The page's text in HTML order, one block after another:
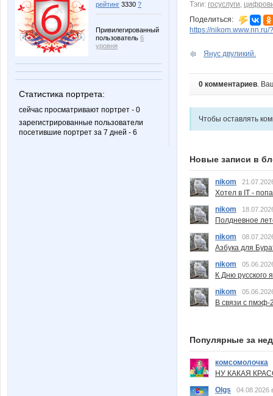
рейтинг 3330 ?
Привилегированный
пользователь 6
уровня
Статистика портрета:
сейчас просматривают портрет - 0
зарегистрированные пользователи
посетившие портрет за 7 дней - 6
Тэги: госуслуги,
Поделиться:
https://nikom.www.nn.ru/
Янус двуликий.
0 комментариев.
Чтобы оставлять
Новые записи в
nikom
Хотел в IT -
nikom
Полдневное
nikom
Азбука для
nikom
К Дню русского
nikom
В связи с пмэф-
Популярные за
комсомолочка
НУ КАКАЯ
Olgs
04.08.2026